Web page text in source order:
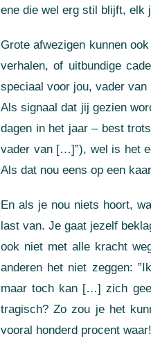
ene die wel erg stil blijft, elk
Grote afwezigen kunnen
verhalen, of uitbundige
speciaal voor jou, vader
Als signaal dat jij gezien
dagen in het jaar – best
vader van […]”), wel is het
Als dat nou eens op een
En als je nou niets hoort,
last van. Je gaat jezelf
ook niet met alle kracht
anderen het niet zeggen:
maar toch kan […] zich
tragisch? Zo zou je het
vooral honderd procent